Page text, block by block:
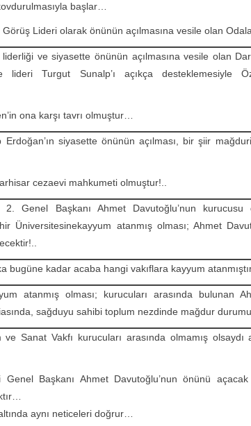
başlar…
Lideri olarak önünün açılmasına vesile olan
ve siyasette önünün açılmasına vesile olan
Turgut Sunalp’ı açıkça desteklemesiyle
ona karşı tavrı olmuştur…
Erdoğan’ın siyasette önünün açılması, bir şiir
cezaevi mahkumeti olmuştur!..
Genel Başkanı Ahmet Davutoğlu’nun
Üniversitesinekayyum atanmış olması; Ahmet
bugüne kadar acaba hangi vakıflara kayyum
atanmış olması; kurucuları arasında bulunan
sağduyu sahibi toplum nezdinde mağdur
Sanat Vakfı kurucuları arasında olmamış
Başkanı Ahmet Davutoğlu’nun önünü
aynı neticeleri doğrur…